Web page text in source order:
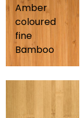
Amber
coloured
fine
Bamboo